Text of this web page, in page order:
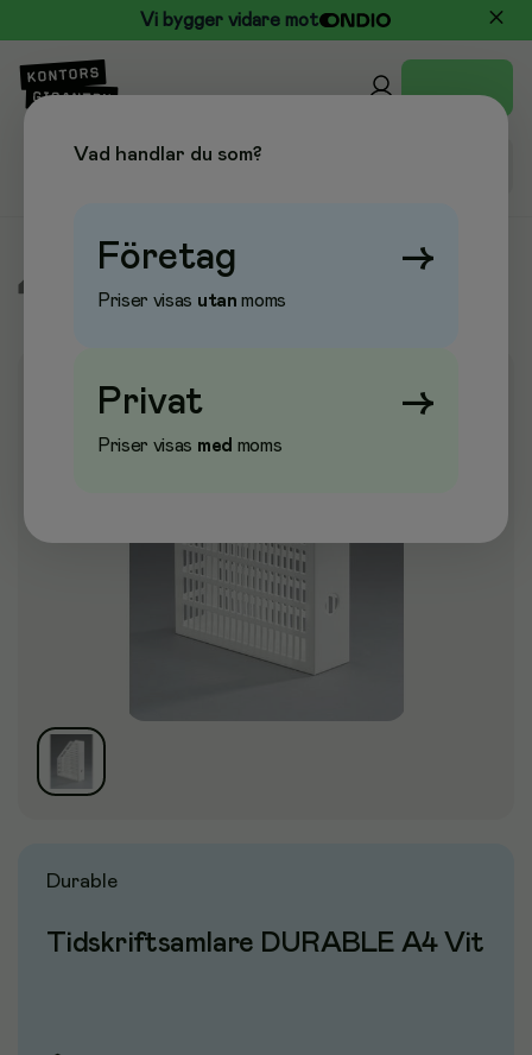
Vi bygger vidare mot
Durable
Tidskriftsamlare DURABLE A4 Vit
Vad handlar du som?
Företag →
Priser visas utan moms
Privat →
Priser visas med moms